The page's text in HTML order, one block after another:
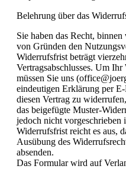
Belehrung über das
Sie haben das Recht,
von Gründen den
Widerrufsfrist beträgt
Vertragsabschlusses. Um
müssen Sie uns
eindeutigen Erklärung per
diesen Vertrag zu
das beigefügte Muster-
jedoch nicht vorgeschrieben
Widerrufsfrist reicht es aus,
Ausübung des
absenden.
Das Formular wird auf